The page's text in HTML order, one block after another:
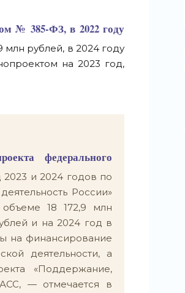
№ 385-ФЗ, в 2022 году
млн рублей, в 2024 году
на 2023 год,
федерального
и 2024 годов по
России»
18 172,9 млн
и на 2024 год в
на финансирование
деятельности, а
«Поддержание,
— отмечается в